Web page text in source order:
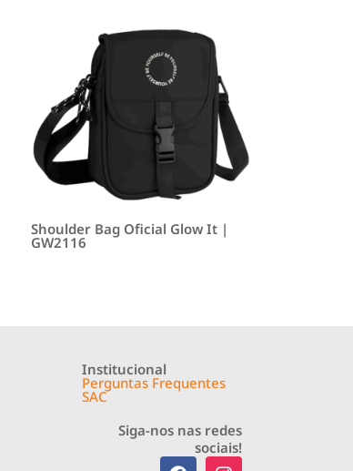
Shoulder Bag Oficial Glow It |
GW2116
Institucional
Perguntas Frequentes
SAC
Siga-nos nas redes
sociais!